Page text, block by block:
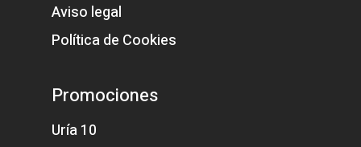
Aviso legal
Política de Cookies
Promociones
Uría 10